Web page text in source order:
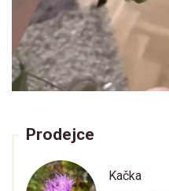
Prodejce
Kačka